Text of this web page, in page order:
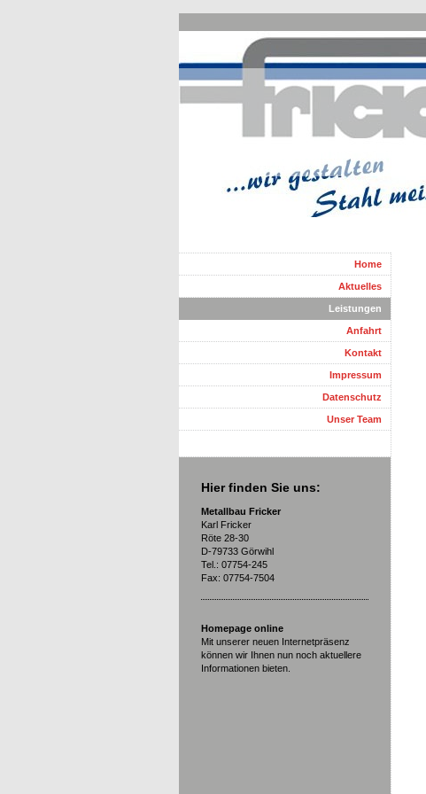
Home
Aktuelles
Leistungen
Anfahrt
Kontakt
Impressum
Datenschutz
Unser Team
Hier finden Sie uns:
Metallbau Fricker
Karl Fricker
Röte 28-30
D-79733 Görwihl
Tel.: 07754-245
Fax: 07754-7504
Homepage online
Mit unserer neuen Internetpräsenz
können wir Ihnen nun noch aktuellere
Informationen bieten.